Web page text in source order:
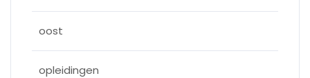
oost
opleidingen